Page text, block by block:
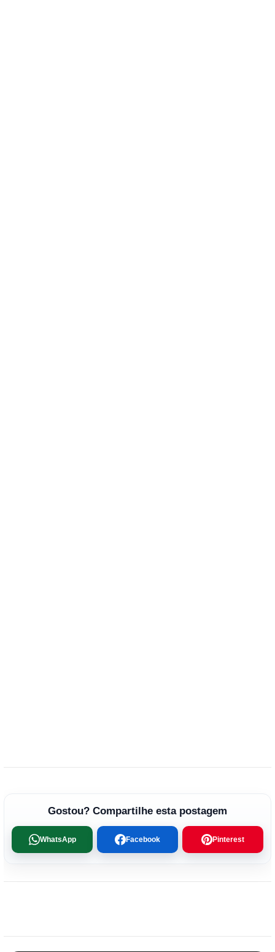
Gostou? Compartilhe esta postagem
WhatsApp Facebook Pinterest